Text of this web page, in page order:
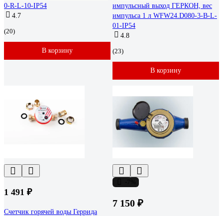
0-R-L-10-IP54
4.7
(20)
В корзину
импульсный выход ГЕРКОН, вес
импульса 1 л WFW24.D080-3-B-L-
01-IP54
4.8
(23)
В корзину
1 491 ₽
Счетчик горячей воды Геррида
7 150 ₽